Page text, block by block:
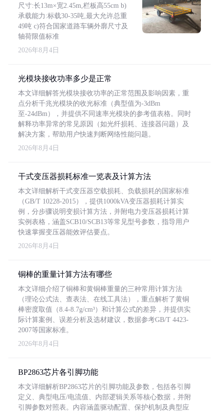
尺寸:长13m×宽2.45m,栏板高55cm b)
承载能力:标载30-35吨,最大允许总重
49吨 c)符合国家道路车辆外廓尺寸及
轴荷限值标准
2026年8月4日
光模块接收功率多少是正常
本文详细解答光模块接收功率的正常范围及影响因素，重
点分析千兆光模块的收光标准（典型值为-3dBm
至-24dBm），并提供不同速率光模块的参考值表格。同时
解释功率异常的常见原因（如光纤损耗、连接器问题）及
解决方案，帮助用户快速判断网络性能问题。
2026年8月4日
干式变压器损耗标准一览表及计算方法
本文详细解析干式变压器空载损耗、负载损耗的国家标准
（GB/T 10228-2015），提供1000kVA变压器损耗计算实
例，分步骤说明变损计算方法，并附电力变压器损耗计算
实例表格，涵盖SCB10/SCB13等常见型号参数，指导用户
快速掌握变压器能效评估要点。
2026年8月4日
铜棒的重量计算方法有哪些
本文详细介绍了铜棒和黄铜棒重量的三种常用计算方法
（理论公式法、查表法、在线工具法），重点解析了黄铜
棒密度取值（8.4-8.7g/cm³）和计算公式的差异，并提供实
际计算案例、误差分析及选材建议，数据参考GB/T 4423-
2007等国家标准。
2026年8月4日
BP2863芯片各引脚功能
本文详细解析BP2863芯片的引脚功能及参数，包括各引脚
定义、典型电压/电流值、内部逻辑关系等核心数据，并附
引脚参数对照表。内容涵盖驱动配置、保护机制及典型应